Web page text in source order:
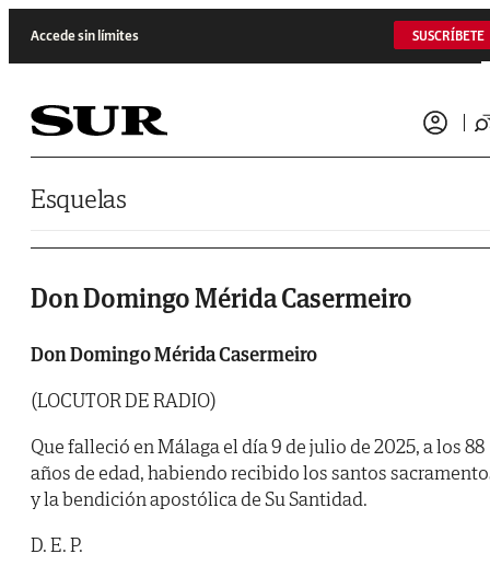
Accede sin límites SUSCRÍBETE
Esquelas
Don Domingo Mérida Casermeiro
Don Domingo Mérida Casermeiro
(LOCUTOR DE RADIO)
Que falleció en Málaga el día 9 de julio de 2025, a los 88
años de edad, habiendo recibido los santos
y la bendición apostólica de Su Santidad.
D. E. P.